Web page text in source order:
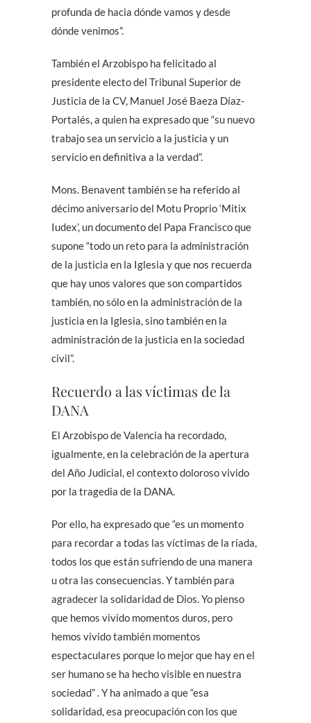
profunda de hacia dónde vamos y desde
dónde venimos”.
También el Arzobispo ha felicitado al
presidente electo del Tribunal Superior de
Justicia de la CV, Manuel José Baeza Díaz-
Portalés, a quien ha expresado que “su nuevo
trabajo sea un servicio a la justicia y un
servicio en definitiva a la verdad”.
Mons. Benavent también se ha referido al
décimo aniversario del Motu Proprio ‘Mitix
Iudex’, un documento del Papa Francisco que
supone “todo un reto para la administración
de la justicia en la Iglesia y que nos recuerda
que hay unos valores que son compartidos
también, no sólo en la administración de la
justicia en la Iglesia, sino también en la
administración de la justicia en la sociedad
civil”.
Recuerdo a las víctimas de la
DANA
El Arzobispo de Valencia ha recordado,
igualmente, en la celebración de la apertura
del Año Judicial, el contexto doloroso vivido
por la tragedia de la DANA.
Por ello, ha expresado que “es un momento
para recordar a todas las víctimas de la riada,
todos los que están sufriendo de una manera
u otra las consecuencias. Y también para
agradecer la solidaridad de Dios. Yo pienso
que hemos vivido momentos duros, pero
hemos vivido también momentos
espectaculares porque lo mejor que hay en el
ser humano se ha hecho visible en nuestra
sociedad” . Y ha animado a que “esa
solidaridad, esa preocupación con los que